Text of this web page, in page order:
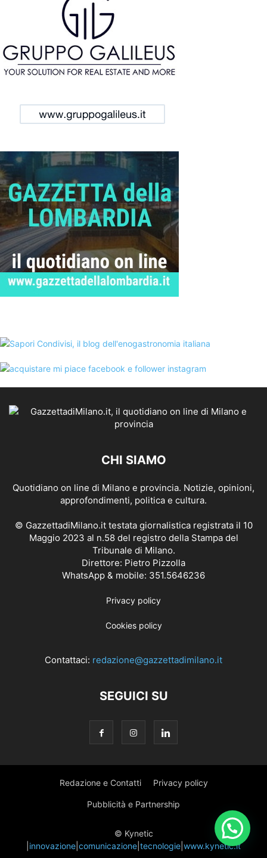
CHI SIAMO
Quotidiano on line di Milano e provincia. Notizie, opinioni,
approfondimenti, politica e cultura.
© GazzettadiMilano.it testata giornalistica registrata il 10
Maggio 2023 al n.58 del registro della Stampa del
Tribunale di Milano.
Direttore: Pietro Pizzolla
WhatsApp & mobile: 351.5646236
Privacy policy
Cookies policy
Contattaci: redazione@gazzettadimilano.it
SEGUICI SU
Redazione e Contatti Privacy policy
Pubblicità e Partnership
© Kynetic
innovazione comunicazione tecnologie www.kynetic.it